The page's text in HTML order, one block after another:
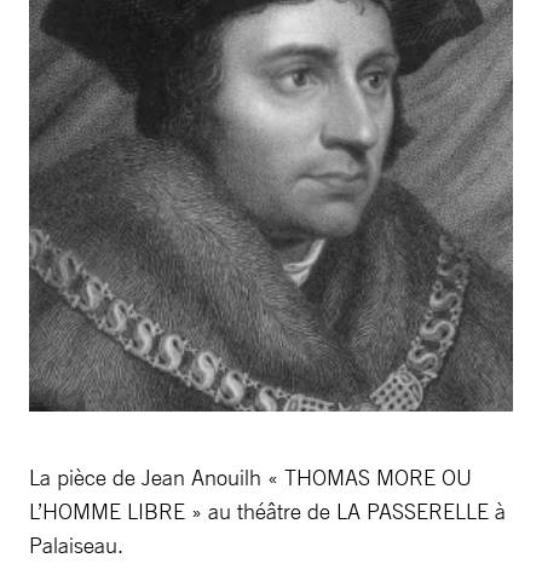
La pièce de Jean Anouilh « THOMAS MORE OU
L’HOMME LIBRE » au théâtre de LA PASSERELLE à
Palaiseau.